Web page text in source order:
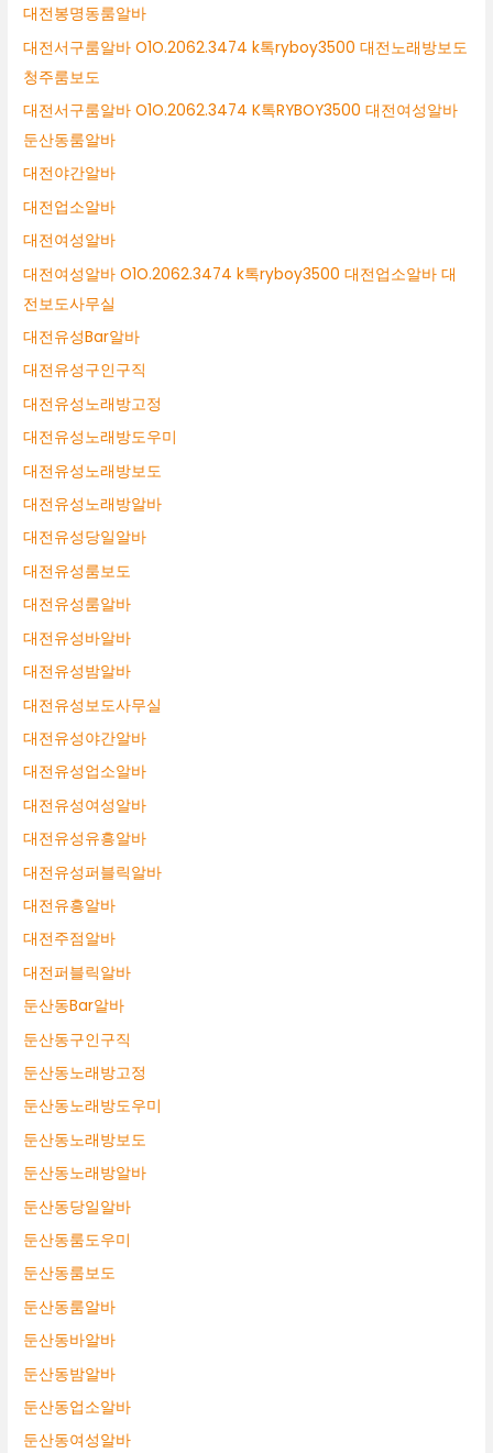
대전봉명동룸알바
대전서구룸알바 O1O.2062.3474 k톡ryboy3500 대전노래방보도
청주룸보도
대전서구룸알바 O1O.2062.3474 K톡RYBOY3500 대전여성알바
둔산동룸알바
대전야간알바
대전업소알바
대전여성알바
대전여성알바 O1O.2062.3474 k톡ryboy3500 대전업소알바 대
전보도사무실
대전유성Bar알바
대전유성구인구직
대전유성노래방고정
대전유성노래방도우미
대전유성노래방보도
대전유성노래방알바
대전유성당일알바
대전유성룸보도
대전유성룸알바
대전유성바알바
대전유성밤알바
대전유성보도사무실
대전유성야간알바
대전유성업소알바
대전유성여성알바
대전유성유흥알바
대전유성퍼블릭알바
대전유흥알바
대전주점알바
대전퍼블릭알바
둔산동Bar알바
둔산동구인구직
둔산동노래방고정
둔산동노래방도우미
둔산동노래방보도
둔산동노래방알바
둔산동당일알바
둔산동룸도우미
둔산동룸보도
둔산동룸알바
둔산동바알바
둔산동밤알바
둔산동업소알바
둔산동여성알바